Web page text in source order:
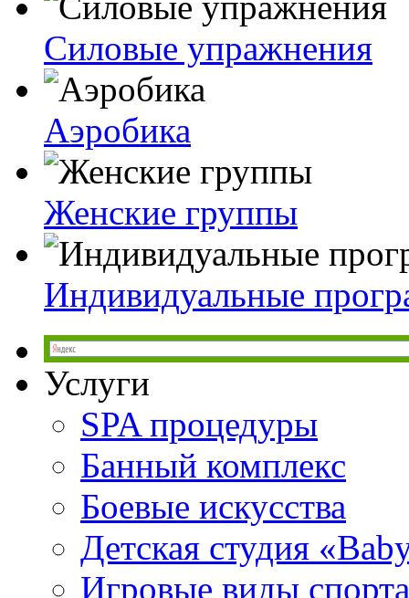
Силовые упражнения
Аэробика
Женские группы
Индивидуальные
Услуги
SPA процедуры
Банный комплекс
Боевые искусства
Детская студия
Игровые виды спорта